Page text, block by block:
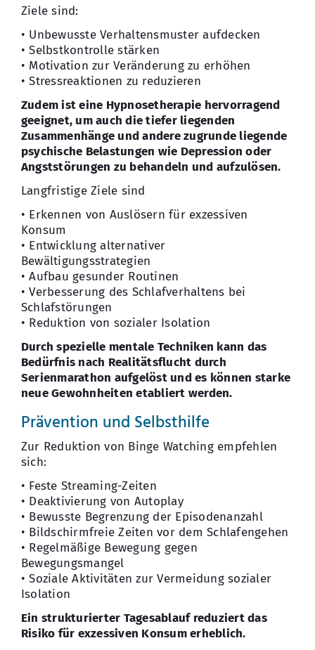
Ziele sind:
• Unbewusste Verhaltensmuster aufdecken
• Selbstkontrolle stärken
• Motivation zur Veränderung zu erhöhen
• Stressreaktionen zu reduzieren
Zudem ist eine Hypnosetherapie hervorragend
geeignet, um auch die tiefer liegenden
Zusammenhänge und andere zugrunde liegende
psychische Belastungen wie Depression oder
Angststörungen zu behandeln und aufzulösen.
Langfristige Ziele sind
• Erkennen von Auslösern für exzessiven
Konsum
• Entwicklung alternativer
Bewältigungsstrategien
• Aufbau gesunder Routinen
• Verbesserung des Schlafverhaltens bei
Schlafstörungen
• Reduktion von sozialer Isolation
Durch spezielle mentale Techniken kann das
Bedürfnis nach Realitätsflucht durch
Serienmarathon aufgelöst und es können starke
neue Gewohnheiten etabliert werden.
Prävention und Selbsthilfe
Zur Reduktion von Binge Watching empfehlen
sich:
• Feste Streaming-Zeiten
• Deaktivierung von Autoplay
• Bewusste Begrenzung der Episodenanzahl
• Bildschirmfreie Zeiten vor dem Schlafengehen
• Regelmäßige Bewegung gegen
Bewegungsmangel
• Soziale Aktivitäten zur Vermeidung sozialer
Isolation
Ein strukturierter Tagesablauf reduziert das
Risiko für exzessiven Konsum erheblich.